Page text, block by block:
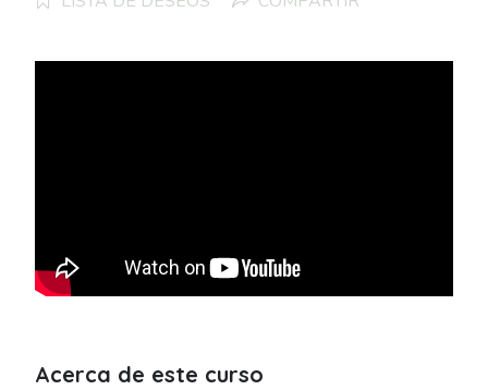
Acerca de este curso